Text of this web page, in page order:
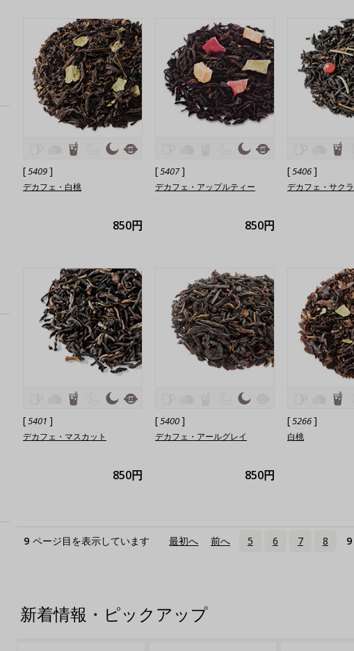
[5409]
デカフェ・白桃
850円
[5407]
デカフェ・アップルティー
850円
[5406]
デカフェ・サク
[5401 ]
デカフェ・マスカット
850円
[5400]
デカフェ・アールグレイ
850円
[5266]
白桃
9 ページ目を表示しています 最初へ 前へ 5 6 7 8 9
新着情報・ピックアップ